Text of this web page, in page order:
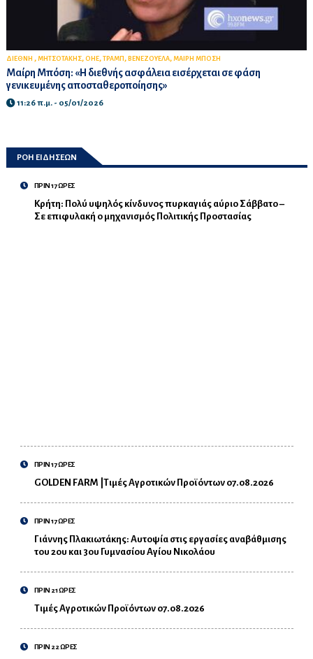
ΔΙΕΘΝΗ , ΜΗΤΣΟΤΑΚΗΣ, ΟΗΕ, ΤΡΑΜΠ , ΒΕΝΕΖΟΥΕΛΑ, ΜΑΙΡΗ ΜΠΟΣΗ
Μαίρη Μπόση: «Η διεθνής ασφάλεια εισέρχεται σε φάση
γενικευμένης αποσταθεροποίησης»
11:26 π.μ. - 05/01/2026
ΡΟΗ ΕΙΔΗΣΕΩΝ
ΠΡΙΝ 17 ΩΡΕΣ
Κρήτη: Πολύ υψηλός κίνδυνος πυρκαγιάς αύριο Σάββατο –
Σε επιφυλακή ο μηχανισμός Πολιτικής Προστασίας
ΠΡΙΝ 17 ΩΡΕΣ
GOLDEN FARM |Τιμές Αγροτικών Προϊόντων 07.08.2026
ΠΡΙΝ 17 ΩΡΕΣ
Γιάννης Πλακιωτάκης: Αυτοψία στις εργασίες αναβάθμισης
του 2ου και 3ου Γυμνασίου Αγίου Νικολάου
ΠΡΙΝ 21 ΩΡΕΣ
Τιμές Αγροτικών Προϊόντων 07.08.2026
ΠΡΙΝ 22 ΩΡΕΣ